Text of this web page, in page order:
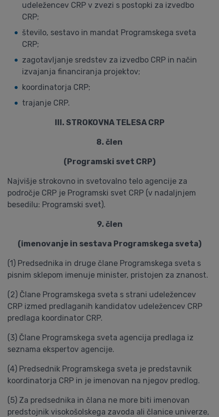
udeležencev CRP v zvezi s postopki za izvedbo
CRP;
število, sestavo in mandat Programskega sveta
CRP;
zagotavljanje sredstev za izvedbo CRP in način
izvajanja financiranja projektov;
koordinatorja CRP;
trajanje CRP.
III. STROKOVNA TELESA CRP
8. člen
(Programski svet CRP)
Najvišje strokovno in svetovalno telo agencije za
področje CRP je Programski svet CRP (v nadaljnjem
besedilu: Programski svet).
9. člen
(imenovanje in sestava Programskega sveta)
(1) Predsednika in druge člane Programskega sveta s
pisnim sklepom imenuje minister, pristojen za znanost.
(2) Člane Programskega sveta s strani udeležencev
CRP izmed predlaganih kandidatov udeležencev CRP
predlaga koordinator CRP.
(3) Člane Programskega sveta agencija predlaga iz
seznama ekspertov agencije.
(4) Predsednik Programskega sveta je predstavnik
koordinatorja CRP in je imenovan na njegov predlog.
(5) Za predsednika in člana ne more biti imenovan
predstojnik visokošolskega zavoda ali članice univerze,